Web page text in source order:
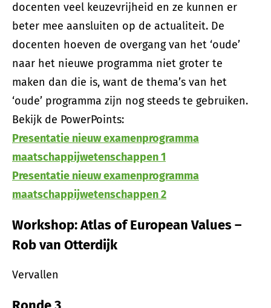
docenten veel keuzevrijheid en ze kunnen er
beter mee aansluiten op de actualiteit. De
docenten hoeven de overgang van het ‘oude’
naar het nieuwe programma niet groter te
maken dan die is, want de thema’s van het
‘oude’ programma zijn nog steeds te gebruiken.
Bekijk de PowerPoints:
Presentatie nieuw examenprogramma
maatschappijwetenschappen 1
Presentatie nieuw examenprogramma
maatschappijwetenschappen 2
Workshop: Atlas of European Values –
Rob van Otterdijk
Vervallen